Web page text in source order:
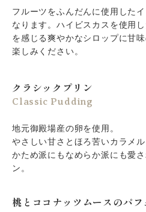
フルーツをふんだんに使用した
なります。ハイビスカスを使用
を感じる爽やかなシロップに甘
楽しみください。
クラシックプリン
Classic Pudding
地元御殿場産の卵を使用。
やさしい甘さとほろ苦いカラメ
かため派にもなめらか派にも愛
ン。
桃とココナッツムースのパフ